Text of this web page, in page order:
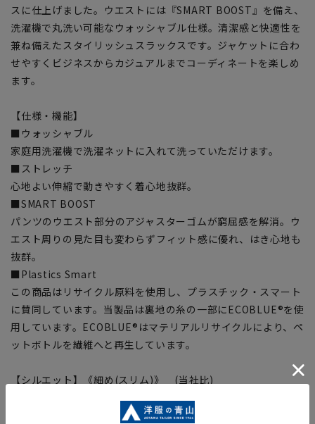
スに仕上げました。ウエストには『SMART BOOST』を備え、
洗濯機で丸洗い可能なウォッシャブル仕様。清潔感と快適性を
兼ね備えたスタイリッシュスラックスです。ジャケットに合わ
せやすくビジネスからカジュアルまでコーディネートを楽しめ
ます。
【仕様・機能】
■ウォッシャブル
家庭用洗濯機で洗濯ネットに入れて洗っていただけます。
■ストレッチ
心地よい伸縮で動きやすく着心地抜群。
■SMART BOOST
パンツのウエスト部分のアジャスターゴムが窮屈感を解消。ウ
エスト周りの見た目も変わらずフィット感に優れ、はき心地も
抜群。
■Plastics Smart
この商品はリサイクル原料を使用し、プラスチック・スマート
に賛同しています。当製品は裏地の糸の一部にECOBLUE®を使
用しています。ECOBLUE®はマテリアルリサイクルにより、ペ
ットボトルを繊維へと再生しています。
【シルエット】《細め(スリム)》 (当社比)
■こちらの商品はご購入時またはご購入後の裾上げが必要な商